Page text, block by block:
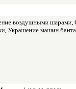
воздушными шарами,
Украшение машин